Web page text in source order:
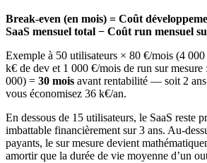
Break-even (en mois) = Coût
SaaS mensuel total − Coût run mensuel
Exemple à 50 utilisateurs × 80 €/mois (4
k€ de dev et 1 000 €/mois de run sur
000) = 30 mois avant rentabilité — soit 2
vous économisez 36 k€/an.
En dessous de 15 utilisateurs, le SaaS reste
imbattable financièrement sur 3 ans. Au-
payants, le sur mesure devient
amortir que la durée de vie moyenne d’un